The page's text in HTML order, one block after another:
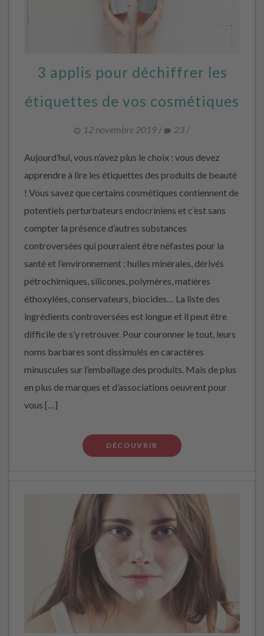
3 applis pour déchiffrer les
étiquettes de vos cosmétiques
12 novembre 2019 / 23 /
Aujourd’hui, vous n’avez plus le choix : vous devez
apprendre à lire les étiquettes des produits de beauté
! Vous savez que certains cosmétiques contiennent de
potentiels perturbateurs endocriniens et c’est sans
compter la présence d’autres substances
controversées qui pourraient être néfastes pour la
santé et l’environnement : huiles minérales, dérivés
pétrochimiques, silicones, polymères, matières
éthoxylées, conservateurs, biocides… La liste des
ingrédients controversées est longue et il peut être
difficile de s’y retrouver. Pour couronner le tout, leurs
noms barbares sont dissimulés en caractères
minuscules sur l’emballage des produits. Mais de plus
en plus de marques et d’associations oeuvrent pour
vous […]
DÉCOUVRIR